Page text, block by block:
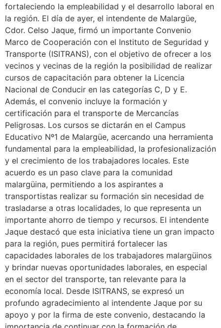
fortaleciendo la empleabilidad y el desarrollo laboral en
la región. El día de ayer, el intendente de Malargüe,
Cdor. Celso Jaque, firmó un importante Convenio
Marco de Cooperación con el Instituto de Seguridad y
Transporte (ISITRANS), con el objetivo de ofrecer a los
vecinos y vecinas de la región la posibilidad de realizar
cursos de capacitación para obtener la Licencia
Nacional de Conducir en las categorías C, D y E.
Además, el convenio incluye la formación y
certificación para el transporte de Mercancías
Peligrosas. Los cursos se dictarán en el Campus
Educativo Nº1 de Malargüe, acercando una herramienta
fundamental para la empleabilidad, la profesionalización
y el crecimiento de los trabajadores locales. Este
acuerdo es un paso clave para la comunidad
malargüina, permitiendo a los aspirantes a
transportistas realizar su formación sin necesidad de
trasladarse a otras localidades, lo que representa un
importante ahorro de tiempo y recursos. El intendente
Jaque destacó que esta iniciativa tiene un gran impacto
para la región, pues permitirá fortalecer las
capacidades laborales de los trabajadores malargüinos
y brindar nuevas oportunidades laborales, en especial
en el sector del transporte, tan relevante para la
economía local. Desde ISITRANS, se expresó un
profundo agradecimiento al intendente Jaque por su
apoyo y por la firma de este convenio, destacando la